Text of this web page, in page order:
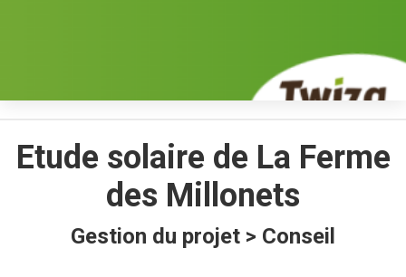
Etude solaire de La Ferme
des Millonets
Gestion du projet > Conseil